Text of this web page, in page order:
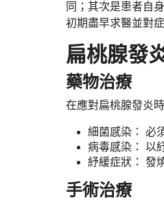
同；其次是患者自
初期盡早求醫並對
扁桃腺發
藥物治療​
在應對​​扁桃腺發炎​​
細菌感染：​​ 必
病毒感染：​​ 以
紓緩症狀：​​ 發
手術治療​